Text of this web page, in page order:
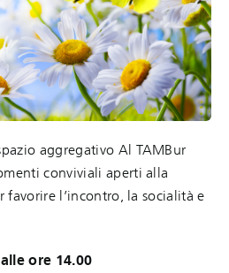
aggregativo Al TAMBur
conviviali aperti alla
favorire l’incontro, la socialità e
ore 14.00